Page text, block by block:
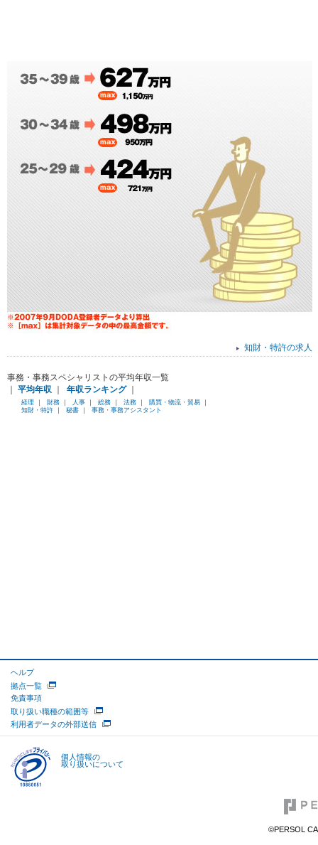
知財・特許の求人
事務・事務スペシャリストの平均年収一覧
｜ 平均年収 ｜ 年収ランキング｜
経理 ｜ 財務 ｜ 人事 ｜ 総務 ｜ 法務 ｜ 購買・物流・貿易 ｜
知財・特許 ｜ 秘書 ｜ 事務・事務アシスタント
ヘルプ
拠点一覧
免責事項
取り扱い職種の範囲等
利用者データの外部送信
個人情報の
取り扱いについて
©PERSOL